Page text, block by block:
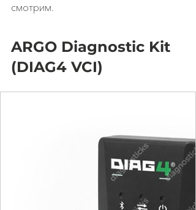
смотрим.
ARGO Diagnostic Kit
(DIAG4 VCI)